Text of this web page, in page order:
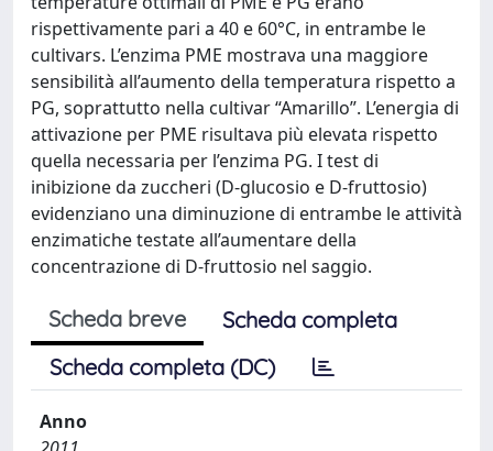
rispettivamente pari a 40 e 60°C, in entrambe le
cultivars. L’enzima PME mostrava una maggiore
sensibilità all’aumento della temperatura rispetto a
PG, soprattutto nella cultivar “Amarillo”. L’energia di
attivazione per PME risultava più elevata rispetto
quella necessaria per l’enzima PG. I test di
inibizione da zuccheri (D-glucosio e D-fruttosio)
evidenziano una diminuzione di entrambe le attività
enzimatiche testate all’aumentare della
concentrazione di D-fruttosio nel saggio.
Scheda breve
Scheda completa
Scheda completa (DC)
Anno